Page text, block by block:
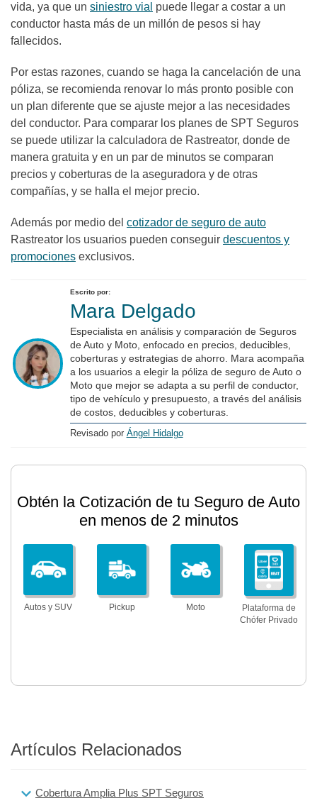
vida, ya que un siniestro vial puede llegar a costar a un
conductor hasta más de un millón de pesos si hay
fallecidos.
Por estas razones, cuando se haga la cancelación de una
póliza, se recomienda renovar lo más pronto posible con
un plan diferente que se ajuste mejor a las necesidades
del conductor. Para comparar los planes de SPT Seguros
se puede utilizar la calculadora de Rastreator, donde de
manera gratuita y en un par de minutos se comparan
precios y coberturas de la aseguradora y de otras
compañías, y se halla el mejor precio.
Además por medio del cotizador de seguro de auto
Rastreator los usuarios pueden conseguir descuentos y
promociones exclusivos.
Escrito por:
Mara Delgado
Especialista en análisis y comparación de Seguros
de Auto y Moto, enfocado en precios, deducibles,
coberturas y estrategias de ahorro. Mara acompaña
a los usuarios a elegir la póliza de seguro de Auto o
Moto que mejor se adapta a su perfil de conductor,
tipo de vehículo y presupuesto, a través del análisis
de costos, deducibles y coberturas.
Revisado por Ángel Hidalgo
Obtén la Cotización de tu Seguro de Auto
en menos de 2 minutos
Autos y SUV Pickup Moto
Plataforma de
Chófer Privado
Artículos Relacionados
Cobertura Amplia Plus SPT Seguros